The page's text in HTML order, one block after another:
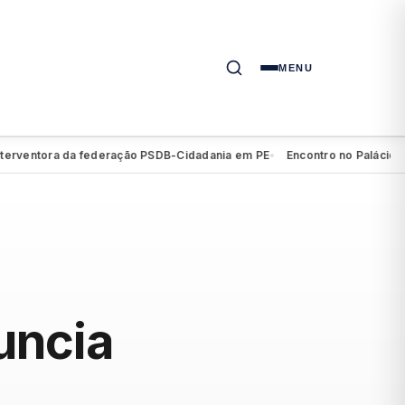
MENU
da federação PSDB-Cidadania em PE● Encontro no Palácio do